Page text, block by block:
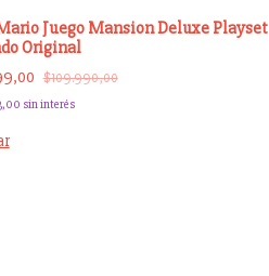
Juego Mansion Deluxe Playset
Original
$109.990,00
sin interés